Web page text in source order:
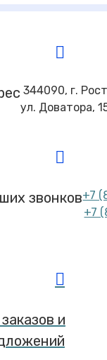
344090, г.
ул. Доватора,
звонков+7
+7
и